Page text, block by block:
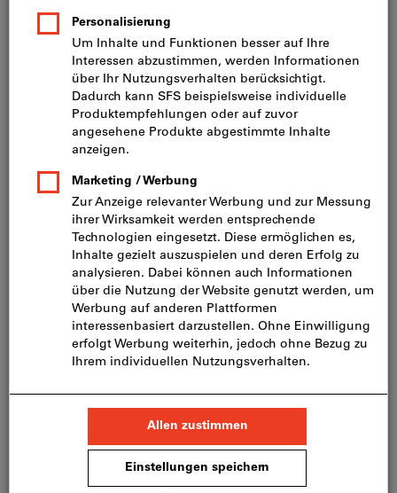
Preis pro 1 Stück
inkl. MwSt. zzgl. Versandkosten
Netto: CHF 432.00
In den Warenkorb
Lieferung in 3 - 4 Arbeitstagen
Bitte beachten Sie die Lieferzeit und eingeschränkte
Beratung:
Diesen Artikel bestellen wir für Sie direkt beim
Hersteller, da er nicht Bestandteil unseres
Hauptsortiments ist und somit nicht bei uns auf